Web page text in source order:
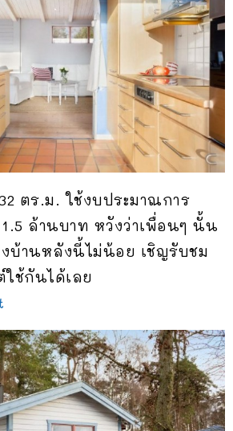
ตร.ม. ใช้งบประมาณการ
ล้านบาท หวังว่าเพื่อนๆ นั้น
งบ้านหลังนี้ไม่น้อย เชิญรับชม
ใช้กันได้เลย